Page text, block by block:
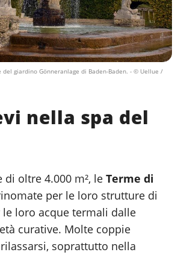
giardino Gönneranlage di Baden-Baden. - © Uellue /
nella spa del
di oltre 4.000 m², le Terme di
per le loro strutture di
loro acque termali dalle
curative. Molte coppie
soprattutto nella